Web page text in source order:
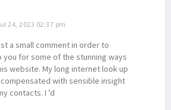
24, 2023 02:37 pm
a small comment in order to
for some of the stunning ways
website. My long internet look up
with sensible insight
contacts. I 'd